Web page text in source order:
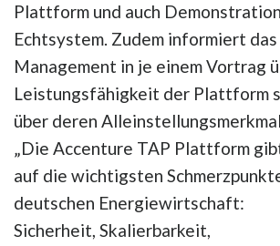
Plattform und auch
Echtsystem. Zudem informiert
Management in je einem Vortrag
Leistungsfähigkeit der Plattform
über deren
„Die Accenture TAP Plattform
auf die wichtigsten
deutschen Energiewirtschaft:
Sicherheit, Skalierbarkeit,